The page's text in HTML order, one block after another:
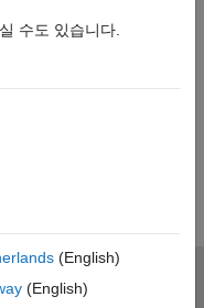
수도 있습니다.
(English)
(English)
방침
불법 복제 방지